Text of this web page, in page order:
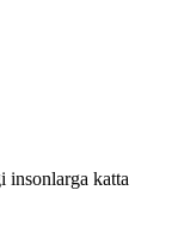
insonlarga katta